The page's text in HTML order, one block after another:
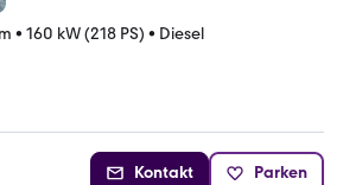
• 160 kW (218 PS) • Diesel
Kontakt Parken